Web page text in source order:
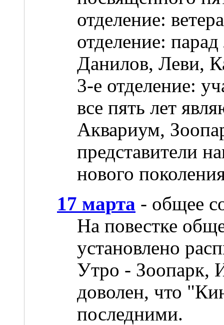
отделение:
отделение:
Данилов, Леви,
3-е отделение:
все пять лет
Аквариум,
представители
нового
17 марта - общее
На повестке
установлено
Утро -
доволен, что
последними.